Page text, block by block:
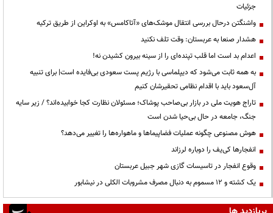
جزئیات
واشنگتن درحال بررسی انتقال موشک‌های «آتاکامس» به اوکراین از طریق ترکیه
هشدار صنعا به عربستان: وقت تلف نکنید
اعدام بد است اما قلب تپنده‌ای را از سینه بیرون کشیدن نه!
به همه ثابت می‌شود که دیپلماسی با رژیم پست سعودی بی‌فایده است| برای تنبیه
آل‌سعود باید با اقدام نظامی تحقیرشان کنیم
تاراج هویت ملی در بازار بی‌صاحب پوشاک؛ مسئولان نظارت کجا خوابیده‌اند؟ / زیر سایه
جنگ، جامعه در حال بی‌حیا شدن است
هوش مصنوعی چگونه عملیات فضاپیماها و ماهواره‌ها را تغییر می‌دهد؟
انفجارها کی‌یف را دوباره لرزاند
وقوع انفجار در تاسیسات گازی شهر جبیل عربستان
یک کشته و ۱۲ مسموم به دنبال مصرف مشروبات الکلی در نیشابور